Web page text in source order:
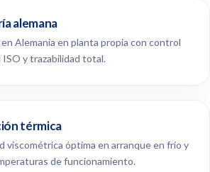
alemana
Alemania en planta propia con control
ISO y trazabilidad total.
térmica
viscométrica óptima en arranque en frío y
de funcionamiento.